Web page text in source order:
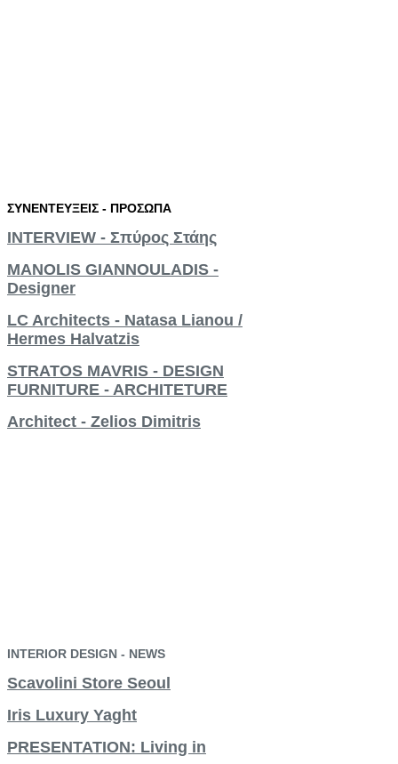
ΣΥΝΕΝΤΕΥΞΕΙΣ - ΠΡΟΣΩΠΑ
INTERVIEW - Σπύρος Στάης
MANOLIS GIANNOULADIS -
Designer
LC Architects - Natasa Lianou /
Hermes Halvatzis
STRATOS MAVRIS - DESIGN
FURNITURE - ARCHITETURE
Architect - Zelios Dimitris
INTERIOR DESIGN - NEWS
Scavolini Store Seoul
Iris Luxury Yaght
PRESENTATION: Living in